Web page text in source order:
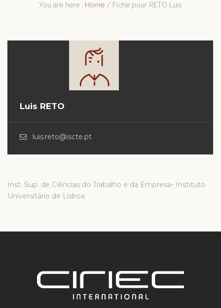
You are here : Home / Fiche pour RETO Luis
Luis RETO
luis.reto@iscte.pt
Inst. Sup. de Ciências do Trabalho e da Empresa- Instituto
Universitário de Lisboa